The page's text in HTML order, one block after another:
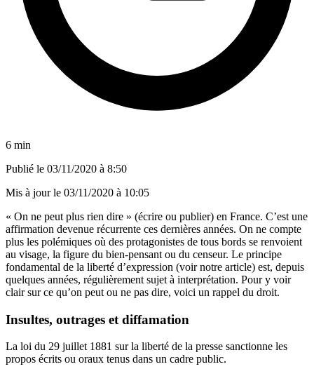
6 min
Publié le 03/11/2020 à 8:50
Mis à jour le 03/11/2020 à 10:05
« On ne peut plus rien dire » (écrire ou publier) en France. C’est une
affirmation devenue récurrente ces dernières années. On ne compte
plus les polémiques où des protagonistes de tous bords se renvoient
au visage, la figure du bien-pensant ou du censeur. Le principe
fondamental de la liberté d’expression (voir notre article) est, depuis
quelques années, régulièrement sujet à interprétation. Pour y voir
clair sur ce qu’on peut ou ne pas dire, voici un rappel du droit.
Insultes, outrages et diffamation
La loi du 29 juillet 1881 sur la liberté de la presse sanctionne les
propos écrits ou oraux tenus dans un cadre public.